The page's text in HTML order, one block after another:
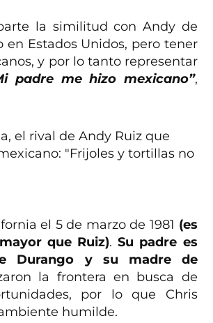
la similitud con Andy de
en Estados Unidos, pero tener
y por lo tanto representar
padre me hizo mexicano”,
el 5 de marzo de 1981 (es
que Ruiz).Su padre es
Durango y su madre de
la frontera en busca de
por lo que Chris
humilde.